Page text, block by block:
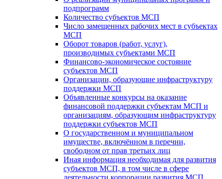
подпрограмм
Количество субъектов МСП
Число замещенных рабочих мест в субъектах
МСП
Оборот товаров (работ, услуг),
производимых субъектами МСП
Финансово-экономическое состояние
субъектов МСП
Организации, образующие инфраструктуру
поддержки МСП
Объявленные конкурсы на оказание
финансовой поддержки субъектам МСП и
организациям, образующим инфраструктуру
поддержки субъектов МСП
О государственном и муниципальном
имуществе, включённом в перечни,
свободном от прав третьих лиц
Иная информация необходимая для развития
субъектов МСП, в том числе в сфере
деятельности корпорации развития МСП